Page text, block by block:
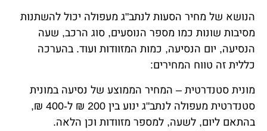
הנושא של מחיר הסעות לנתב"ג מעפולה יכול להשתנות
מסיבות שונות כמו מספר הנוסעים, סוג הרכב, שעה
הנסיעה, יום הנסיעה, כמות המזוודות ועוד. בהערכה
כללית זה טווח המחירים:
מונית סטנדרטית – המחיר הממוצע של נסיעה במונית
סטנדרטית מעפולה לנתב"ג ינוע בין 200 ₪ ל-400 ₪,
בהתאם ליום, לשעה, למספר מזוודות וכן הלאה.